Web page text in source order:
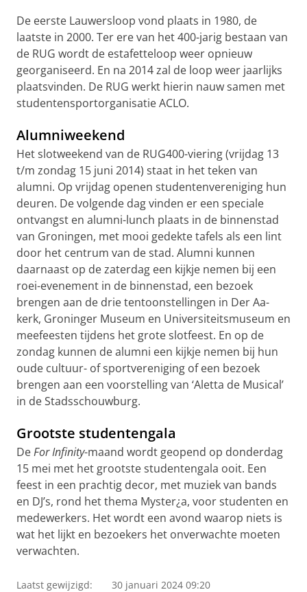
De eerste Lauwersloop vond plaats in 1980, de
laatste in 2000. Ter ere van het 400-jarig bestaan van
de RUG wordt de estafetteloop weer opnieuw
georganiseerd. En na 2014 zal de loop weer jaarlijks
plaatsvinden. De RUG werkt hierin nauw samen met
studentensportorganisatie ACLO.
Alumniweekend
Het slotweekend van de RUG400-viering (vrijdag 13
t/m zondag 15 juni 2014) staat in het teken van
alumni. Op vrijdag openen studentenvereniging hun
deuren. De volgende dag vinden er een speciale
ontvangst en alumni-lunch plaats in de binnenstad
van Groningen, met mooi gedekte tafels als een lint
door het centrum van de stad. Alumni kunnen
daarnaast op de zaterdag een kijkje nemen bij een
roei-evenement in de binnenstad, een bezoek
brengen aan de drie tentoonstellingen in Der Aa-
kerk, Groninger Museum en Universiteitsmuseum en
meefeesten tijdens het grote slotfeest. En op de
zondag kunnen de alumni een kijkje nemen bij hun
oude cultuur- of sportvereniging of een bezoek
brengen aan een voorstelling van ‘Aletta de Musical’
in de Stadsschouwburg.
Grootste studentengala
DeFor Infinity-maand wordt geopend op donderdag
15 mei met het grootste studentengala ooit. Een
feest in een prachtig decor, met muziek van bands
en DJ’s, rond het thema Myster¿a, voor studenten en
medewerkers. Het wordt een avond waarop niets is
wat het lijkt en bezoekers het onverwachte moeten
verwachten.
Laatst gewijzigd: 30 januari 2024 09:20